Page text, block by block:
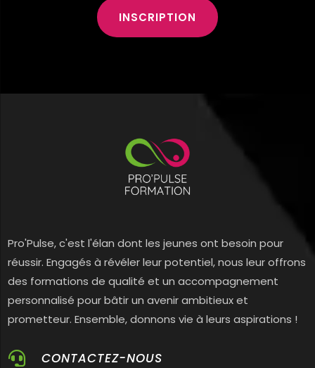
INSCRIPTION
Pro'Pulse, c'est l'élan dont les jeunes ont besoin pour
réussir. Engagés à révéler leur potentiel, nous leur offrons
des formations de qualité et un accompagnement
personnalisé pour bâtir un avenir ambitieux et
prometteur. Ensemble, donnons vie à leurs aspirations !
 CONTACTEZ-NOUS